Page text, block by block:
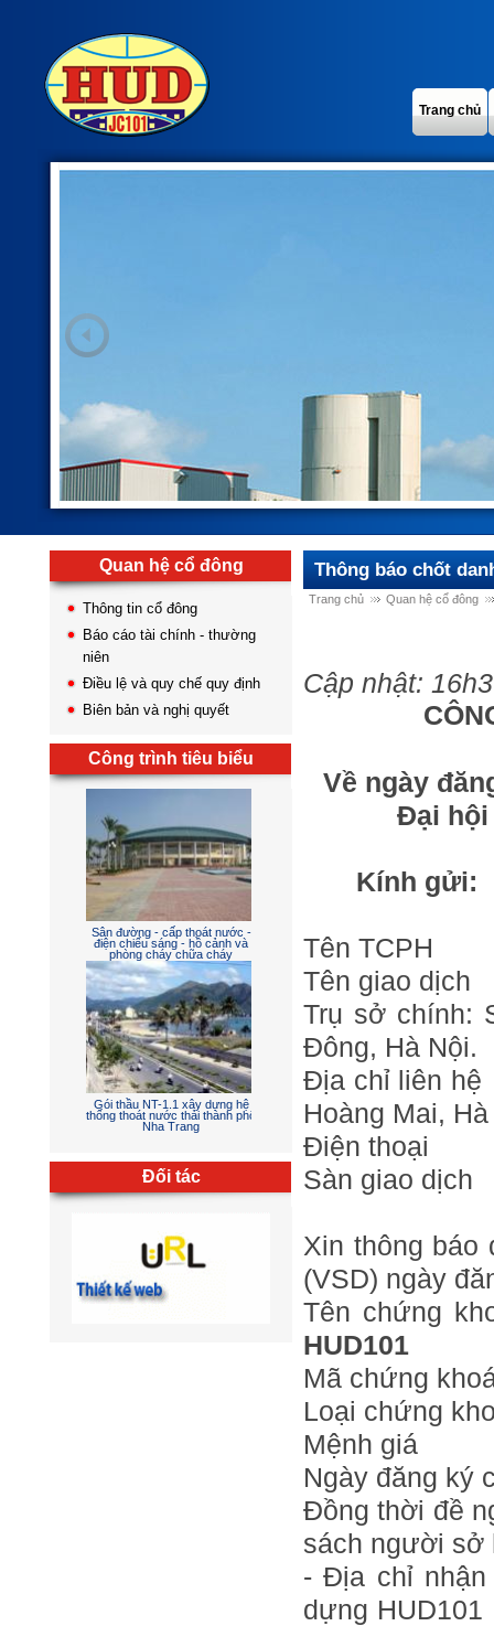
Trang chủ
Quan hệ cổ đông
Thông tin cổ đông
Báo cáo tài chính - thường
niên
Điều lệ và quy chế quy định
Biên bản và nghị quyết
Công trình tiêu biểu
Sân đường - cấp thoát nước -
điện chiếu sáng - hồ cảnh và
phòng cháy chữa cháy
Gói thầu NT-1.1 xây dựng hệ
thống thoát nước thải thành phố
Nha Trang
Đàm giai đoạn 1
Đối tác
Thông báo chốt
Trang chủ Quan hệ cổ đông
Cập nhật:
Về ngày
Đại hội
Kính gửi:
Tên
Tên giao
Trụ sở chính:
Đông, Hà Nội.
Địa chỉ liên
Hoàng Mai,
Điện
Sàn giao
Xin thông báo
(VSD) ngày
Tên chứng
HUD101
Mã chứng
Loại chứng
Mệnh giá :
Ngày đăng ký
Đồng thời đề
sách người sở
- Địa chỉ nhận
dựng